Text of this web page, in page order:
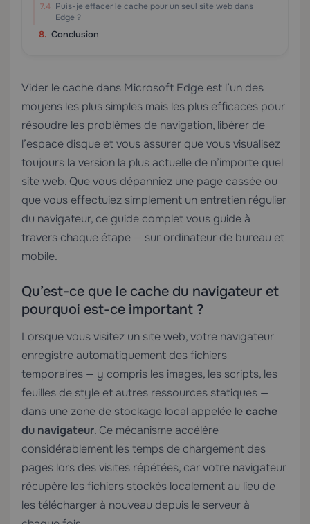
Puis-je effacer le cache pour un seul site web dans
Edge ?
Conclusion
Vider le cache dans Microsoft Edge est l’un des
moyens les plus simples mais les plus efficaces pour
résoudre les problèmes de navigation, libérer de
l’espace disque et vous assurer que vous visualisez
toujours la version la plus actuelle de n’importe quel
site web. Que vous dépanniez une page cassée ou
que vous effectuiez simplement un entretien régulier
du navigateur, ce guide complet vous guide à
travers chaque étape — sur ordinateur de bureau et
mobile.
Qu’est-ce que le cache du navigateur et
pourquoi est-ce important ?
Lorsque vous visitez un site web, votre navigateur
enregistre automatiquement des fichiers
temporaires — y compris les images, les scripts, les
feuilles de style et autres ressources statiques —
dans une zone de stockage local appelée lecache
du navigateur. Ce mécanisme accélère
considérablement les temps de chargement des
pages lors des visites répétées, car votre navigateur
récupère les fichiers stockés localement au lieu de
les télécharger à nouveau depuis le serveur à